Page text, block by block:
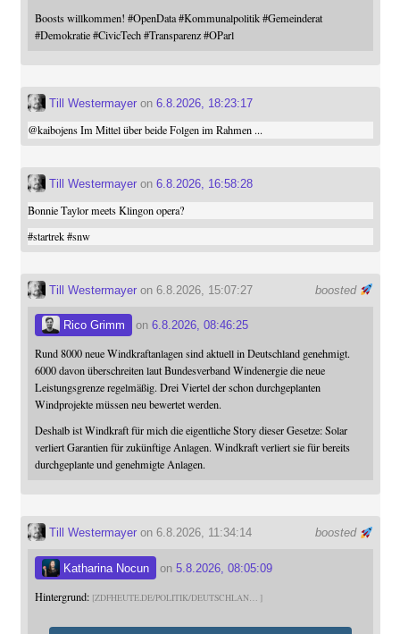
Boosts willkommen! #OpenData #Kommunalpolitik #Gemeinderat
#Demokratie #CivicTech #Transparenz #OParl
Till Westermayeron 6.8.2026, 18:23:17
@kaibojensIm Mittel über beide Folgen im Rahmen ...
Till Westermayeron 6.8.2026, 16:58:28
Bonnie Taylor meets Klingon opera?
#startrek #snw
boosted
Till Westermayeron 6.8.2026, 15:07:27
Rico Grimm on 6.8.2026, 08:46:25
Rund 8000 neue Windkraftanlagen sind aktuell in Deutschland genehmigt.
6000 davon überschreiten laut Bundesverband Windenergie die neue
Leistungsgrenze regelmäßig. Drei Viertel der schon durchgeplanten
Windprojekte müssen neu bewertet werden.
Deshalb ist Windkraft für mich die eigentliche Story dieser Gesetze: Solar
verliert Garantien für zukünftige Anlagen. Windkraft verliert sie für bereits
durchgeplante und genehmigte Anlagen.
boosted
Till Westermayeron 6.8.2026, 11:34:14
Katharina Nocun on 5.8.2026, 08:05:09
Hintergrund: ZDFHEUTE.DE/POLITIK/DEUTSCHLAN